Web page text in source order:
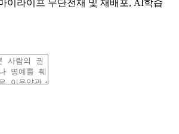
이라이프 무단전재 및 재배포, AI학습